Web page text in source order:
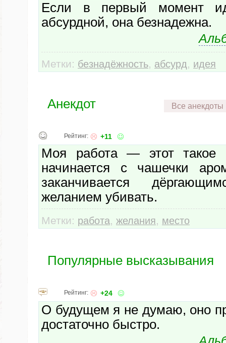
Если в первый момент
абсурдной, она безнадежна.
Метки: безнадёжность, абсурд, идея
Анекдот Все анекдоты
Рейтинг: +11
Моя работа — этот такое
начинается с чашечки
заканчивается
желанием убивать.
Метки: работа, желания, место
Популярные высказывания
Рейтинг: +24
О будущем я не думаю, оно
достаточно быстро.